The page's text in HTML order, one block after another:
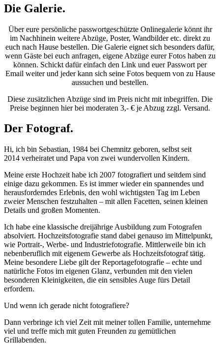
Die Galerie.
Über eure persönliche passwortgeschützte Onlinegalerie könnt ihr
im Nachhinein weitere Abzüge, Poster, Wandbilder etc. direkt zu
euch nach Hause bestellen. Die Galerie eignet sich besonders dafür,
wenn Gäste bei euch anfragen, eigene Abzüge eurer Fotos haben zu
können. Schickt dafür einfach den Link und euer Passwort per
Email weiter und jeder kann sich seine Fotos bequem von zu Hause
aussuchen und bestellen.
Diese zusätzlichen Abzüge sind im Preis nicht mit inbegriffen. Die
Preise beginnen hier bei moderaten 3,- € je Abzug zzgl. Versand.
Der Fotograf.
Hi, ich bin Sebastian, 1984 bei Chemnitz geboren, selbst seit
2014 verheiratet und Papa von zwei wundervollen Kindern.
Meine erste Hochzeit habe ich 2007 fotografiert und seitdem sind
einige dazu gekommen. Es ist immer wieder ein spannendes und
herausforderndes Erlebnis, den wohl wichtigsten Tag im Leben
zweier Menschen festzuhalten – mit allen Facetten, seinen kleinen
Details und großen Momenten.
Ich habe eine klassische dreijährige Ausbildung zum Fotografen
absolviert. Hochzeitsfotografie stand dabei genauso im Mittelpunkt,
wie Portrait-, Werbe- und Industriefotografie. Mittlerweile bin ich
nebenberuflich mit eigenem Gewerbe als Hochzeitsfotograf tätig.
Meine besondere Liebe gilt der Reportagefotografie – echte und
natürliche Fotos im eigenen Glanz, verbunden mit den vielen
besonderen Kleinigkeiten, die ein sensibles Auge fürs Detail
erfordern.
Und wenn ich gerade nicht fotografiere?
Dann verbringe ich viel Zeit mit meiner tollen Familie, unternehme
viel und treffe mich mit guten Freunden zu gemütlichen
Grillabenden.